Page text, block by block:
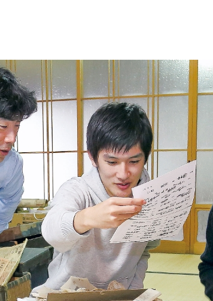
学生生活 就職・資格
財務情報・監査報告公開
寄附行為
役員報酬基準
役員名簿
日本高等教育評価機構に
自己点検・自己評価